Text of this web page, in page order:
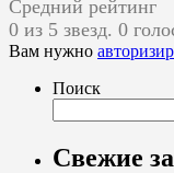
Средний рейтинг
0 из 5 звезд. 0
Вам нужно
Поиск
Свежие